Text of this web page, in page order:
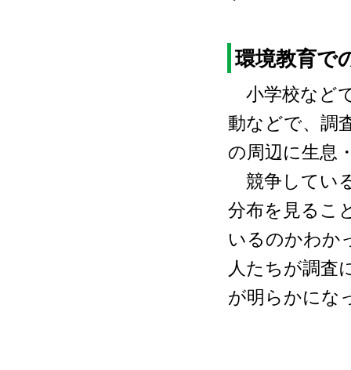
環境教育で
小学校など
動などで、調
の周辺に生息
競争してい
分布を見るこ
いるのかわか
人たちが調査
が明らかにな